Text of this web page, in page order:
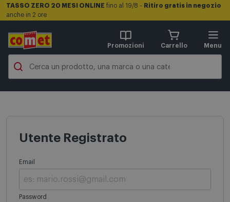
TASSO ZERO 20 MESI ONLINE fino al 19/8 - Ritiro gratis in negozio
anche in 2 ore
Promozioni Carrello Menu
Utente Registrato
Email
Password